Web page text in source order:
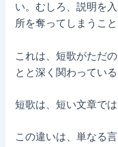
い。むしろ、説明を
所を奪ってしまうこと
これは、短歌がただ
とと深く関わっている
短歌は、短い文章で
この違いは、単なる